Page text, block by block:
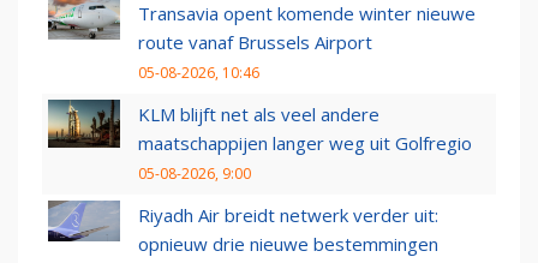
Transavia opent komende winter nieuwe
route vanaf Brussels Airport
05-08-2026, 10:46
KLM blijft net als veel andere
maatschappijen langer weg uit Golfregio
05-08-2026, 9:00
Riyadh Air breidt netwerk verder uit:
opnieuw drie nieuwe bestemmingen